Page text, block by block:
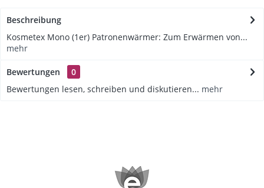
Beschreibung
Kosmetex Mono (1er) Patronenwärmer: Zum Erwärmen von...
mehr
Bewertungen
0
Bewertungen lesen, schreiben und diskutieren... mehr